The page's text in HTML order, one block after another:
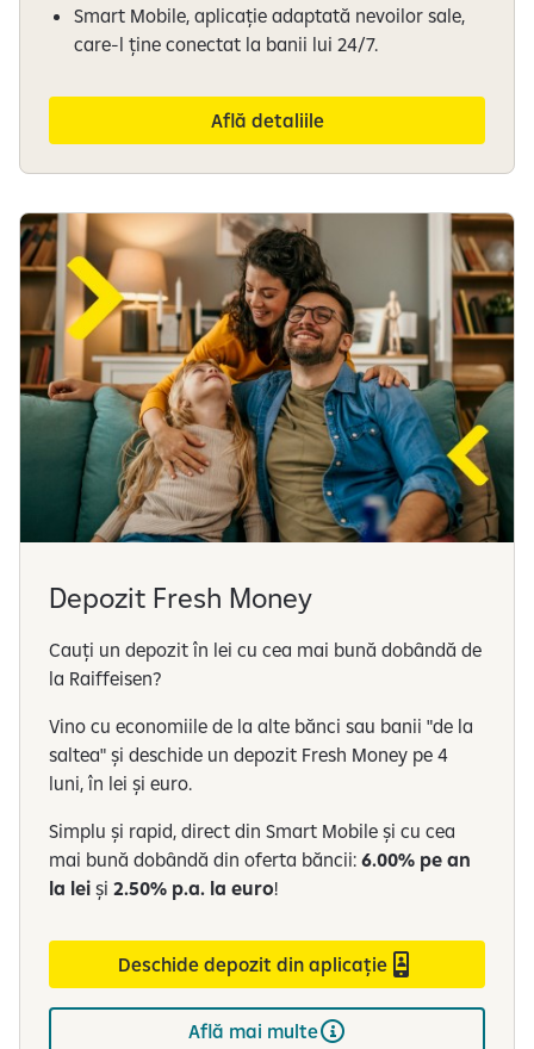
Smart Mobile, aplicație adaptată nevoilor sale,
care-l ține conectat la banii lui 24/7.
Află detaliile
Depozit Fresh Money
Cauți un depozit în lei cu cea mai bună dobândă de
la Raiffeisen? ​
Vino cu economiile de la alte bănci sau banii "de la
saltea" și deschide un depozit Fresh Money pe 4
luni, în lei și euro.
Simplu și rapid, direct din Smart Mobile și cu cea
mai bună dobândă din oferta băncii: 6.00% pe an
la lei și 2.50% p.a. la euro!​
Deschide depozit din aplicație
Află mai multe